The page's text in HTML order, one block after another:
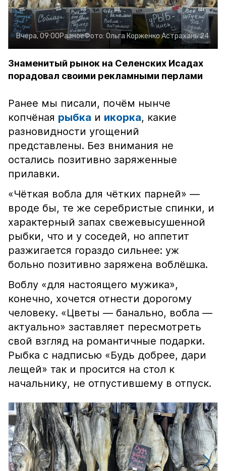
Вчера, 09:00РазноеФото: Ольга КорженкоАстрахань 24
Знаменитый рынок на Селенских Исадах
порадовал своими рекламными перлами
Ранее мы писали, почём нынче
копчёная рыбка и икорка, какие
разновидности угощений
представлены. Без внимания не
остались позитивно заряженные
прилавки.
«Чёткая вобла для чётких парней» —
вроде бы, те же серебристые спинки, и
характерный запах свежевысушенной
рыбки, что и у соседей, но аппетит
разжигается гораздо сильнее: уж
больно позитивно заряжена воблёшка.
Воблу «для настоящего мужика»,
конечно, хочется отнести дорогому
человеку. «Цветы — банально, вобла —
актуально» заставляет пересмотреть
свой взгляд на романтичные подарки.
Рыбка с надписью «Будь добрее, дари
лещей» так и просится на стол к
начальнику, не отпустившему в отпуск.